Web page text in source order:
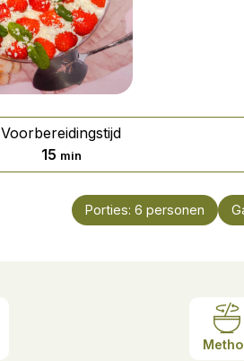
Voorbereidingstijd
15minuten
min
Porties: 6 personen